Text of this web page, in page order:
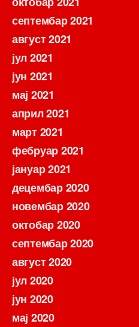
септембар 2021
август 2021
јул 2021
јун 2021
мај 2021
април 2021
март 2021
фебруар 2021
јануар 2021
децембар 2020
новембар 2020
октобар 2020
септембар 2020
август 2020
јул 2020
јун 2020
мај 2020